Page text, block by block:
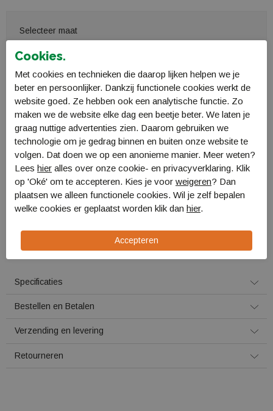
Selecteer maat
One Size
Voor 16:00 uur besteld, morgen in huis!
Plaats in winkelmand
Omschrijving
Reliance Opvouwbare Jerrycan 20 liter
Deze opvouwbare jerrycan is BPA Free en heeft een inhoud van 20
liter.
Specificaties Reliance Opvouwbare Jerrycan 20 liter:
Specificaties
Bestellen en Betalen
Verzending en levering
Retourneren
Cookies.
Met cookies en technieken die daarop lijken helpen we je
beter en persoonlijker. Dankzij functionele cookies werkt de
website goed. Ze hebben ook een analytische functie. Zo
maken we de website elke dag een beetje beter. We laten je
graag nuttige advertenties zien. Daarom gebruiken we
technologie om je gedrag binnen en buiten onze website te
volgen. Dat doen we op een anonieme manier. Meer weten?
Lees hier alles over onze cookie- en privacyverklaring. Klik
op 'Oké' om te accepteren. Kies je voor weigeren? Dan
plaatsen we alleen functionele cookies. Wil je zelf bepalen
welke cookies er geplaatst worden klik dan hier.